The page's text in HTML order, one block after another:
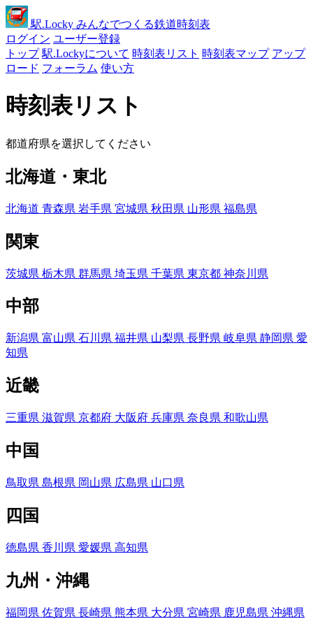
駅.Locky みんなでつくる鉄道時刻表
ログイン ユーザー登録
トップ 駅.Lockyについて 時刻表リスト 時刻表マップ アップ
ロード フォーラム 使い方
時刻表リスト
都道府県を選択してください
北海道・東北
北海道 青森県 岩手県 宮城県 秋田県 山形県 福島県
関東
茨城県 栃木県 群馬県 埼玉県 千葉県 東京都 神奈川県
中部
新潟県 富山県 石川県 福井県 山梨県 長野県 岐阜県 静岡県 愛
知県
近畿
三重県 滋賀県 京都府 大阪府 兵庫県 奈良県 和歌山県
中国
鳥取県 島根県 岡山県 広島県 山口県
四国
徳島県 香川県 愛媛県 高知県
九州・沖縄
福岡県 佐賀県 長崎県 熊本県 大分県 宮崎県 鹿児島県 沖縄県